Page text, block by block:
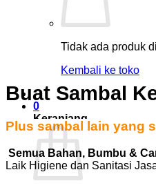
Tidak ada produk
Kembali ke toko
0
Keranjang
Buat Sambal
Plus sambal lain yang
Semua Bahan, Bumbu &
Laik Higiene dan Sanitasi